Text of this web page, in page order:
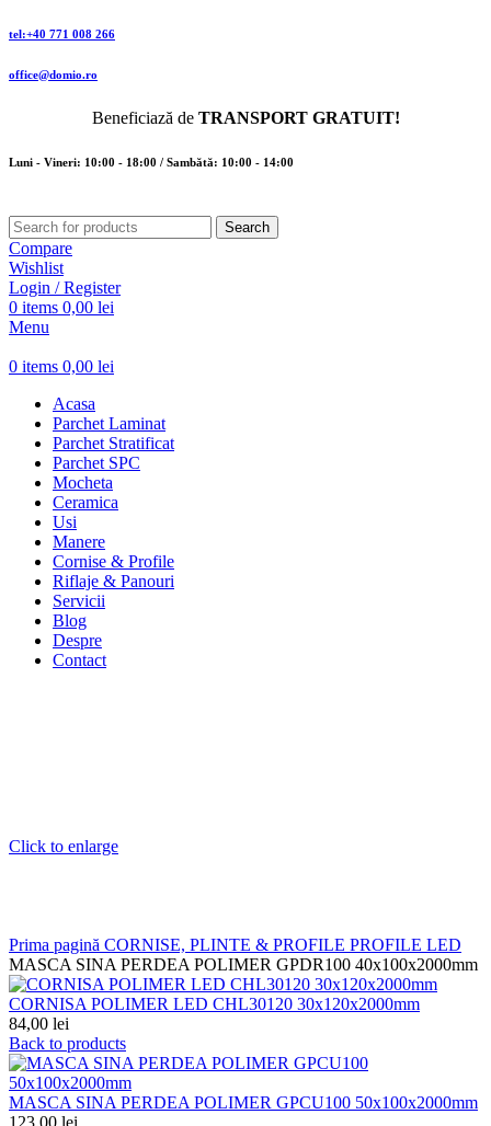
tel:+40 771 008 266
office@domio.ro
Beneficiază de TRANSPORT GRATUIT!
Luni - Vineri: 10:00 - 18:00 / Sambătă: 10:00 - 14:00
Search
Compare
Wishlist
Login / Register
0 items 0,00 lei
Menu
0 items 0,00 lei
Acasa
Parchet Laminat
Parchet Stratificat
Parchet SPC
Mocheta
Ceramica
Usi
Manere
Cornise & Profile
Riflaje & Panouri
Servicii
Blog
Despre
Contact
Click to enlarge
Prima pagină CORNISE, PLINTE & PROFILE PROFILE LED
MASCA SINA PERDEA POLIMER GPDR100 40x100x2000mm
CORNISA POLIMER LED CHL30120 30x120x2000mm
84,00 lei
Back to products
MASCA SINA PERDEA POLIMER GPCU100 50x100x2000mm
123,00 lei